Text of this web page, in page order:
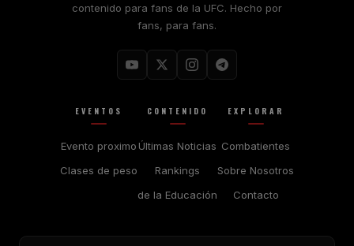
contenido para fans de la UFC. Hecho por
fans, para fans.
EVENTOS
Evento proximo
Clases de peso
CONTENIDO
Últimas Noticias
Rankings
de la Educación
EXPLORAR
Combatientes
Sobre Nosotros
Contacto